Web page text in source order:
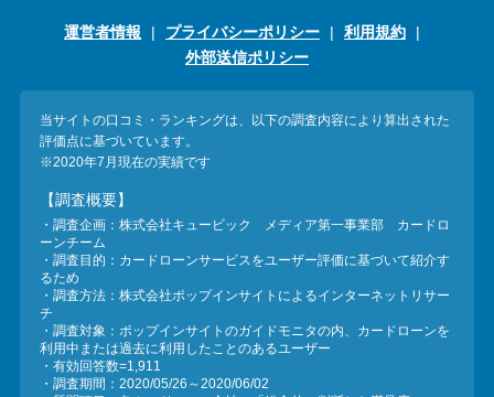
運営者情報 プライバシーポリシー
利用規約
外部送信ポリシー
当サイトの口コミ・ランキングは、以下の調査内容により算出された
評価点に基づいています。
※2020年7月現在の実績です
【調査概要】
・調査企画：株式会社キュービック メディア第一事業部 カードロ
ーンチーム
・調査目的：カードローンサービスをユーザー評価に基づいて紹介す
るため
・調査方法：株式会社ポップインサイトによるインターネットリサー
チ
・調査対象：ポップインサイトのガイドモニタの内、カードローンを
利用中または過去に利用したことのあるユーザー
・有効回答数=1,911
・調査期間：2020/05/26～2020/06/02